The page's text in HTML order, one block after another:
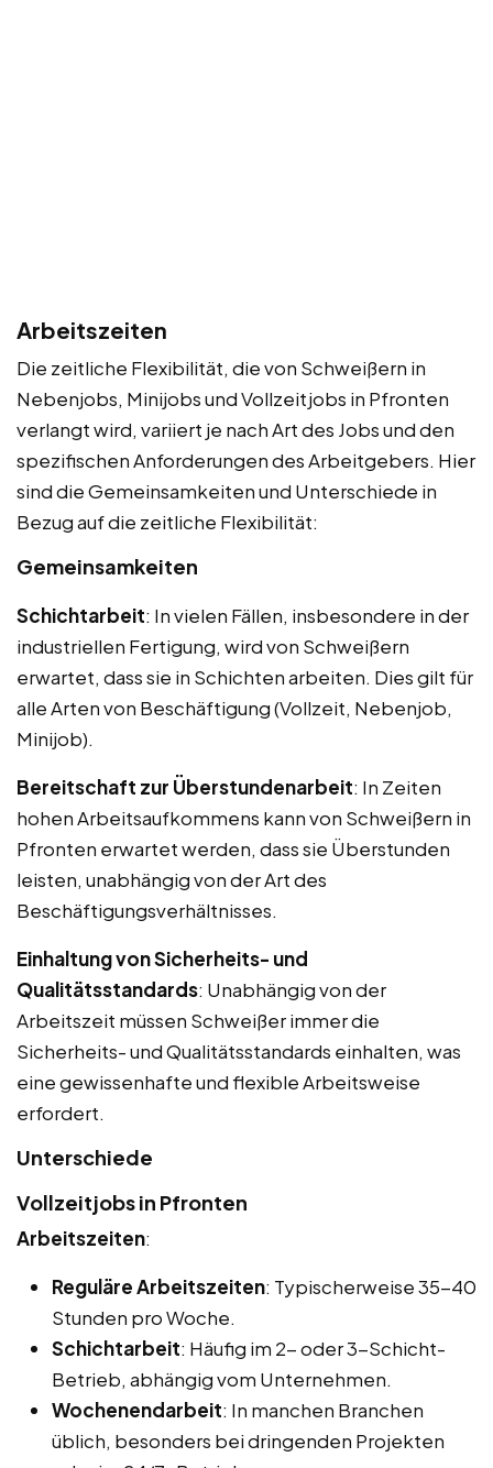
Arbeitszeiten
Die zeitliche Flexibilität, die von Schweißern in
Nebenjobs, Minijobs und Vollzeitjobs in Pfronten
verlangt wird, variiert je nach Art des Jobs und den
spezifischen Anforderungen des Arbeitgebers. Hier
sind die Gemeinsamkeiten und Unterschiede in
Bezug auf die zeitliche Flexibilität:
Gemeinsamkeiten
Schichtarbeit: In vielen Fällen, insbesondere in der
industriellen Fertigung, wird von Schweißern
erwartet, dass sie in Schichten arbeiten. Dies gilt für
alle Arten von Beschäftigung (Vollzeit, Nebenjob,
Minijob).
Bereitschaft zur Überstundenarbeit: In Zeiten
hohen Arbeitsaufkommens kann von Schweißern in
Pfronten erwartet werden, dass sie Überstunden
leisten, unabhängig von der Art des
Beschäftigungsverhältnisses.
Einhaltung von Sicherheits- und
Qualitätsstandards: Unabhängig von der
Arbeitszeit müssen Schweißer immer die
Sicherheits- und Qualitätsstandards einhalten, was
eine gewissenhafte und flexible Arbeitsweise
erfordert.
Unterschiede
Vollzeitjobs in Pfronten
Arbeitszeiten:
Reguläre Arbeitszeiten: Typischerweise 35-40
Stunden pro Woche.
Schichtarbeit: Häufig im 2- oder 3-Schicht-
Betrieb, abhängig vom Unternehmen.
Wochenendarbeit: In manchen Branchen
üblich, besonders bei dringenden Projekten